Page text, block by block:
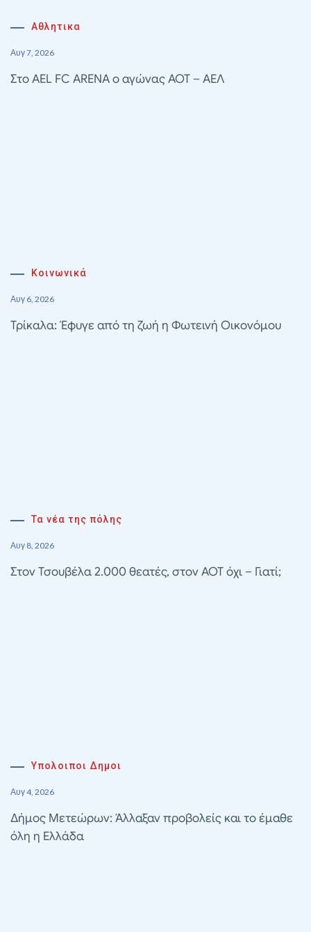
Αθλητικα
Αυγ 7, 2026
Στο AEL FC ARENA ο αγώνας ΑΟΤ – ΑΕΛ
Κοινωνικά
Αυγ 6, 2026
Τρίκαλα: Έφυγε από τη ζωή η Φωτεινή Οικονόμου
Τα νέα της πόλης
Αυγ 8, 2026
Στον Τσουβέλα 2.000 θεατές, στον ΑΟΤ όχι – Γιατί;
Υπολοιποι Δημοι
Αυγ 4, 2026
Δήμος Μετεώρων: Άλλαξαν προβολείς και το έμαθε
όλη η Ελλάδα